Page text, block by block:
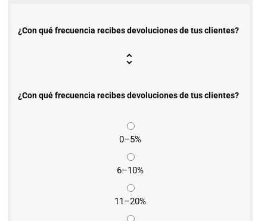
¿Con qué frecuencia recibes devoluciones de tus clientes?
¿Con qué frecuencia recibes devoluciones de tus clientes?
0–5%
6–10%
11–20%